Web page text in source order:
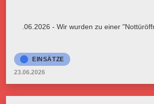
23.06.2026 - Wir wurden zu einer
EINSÄTZE
23.06.2026